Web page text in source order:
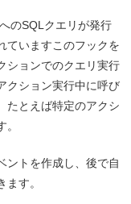
のSQLクエリが発行
ていますこのフックを
ションでのクエリ実行
クション実行中に呼び
たとえば特定のアクシ
ントを作成し、後で自
す。